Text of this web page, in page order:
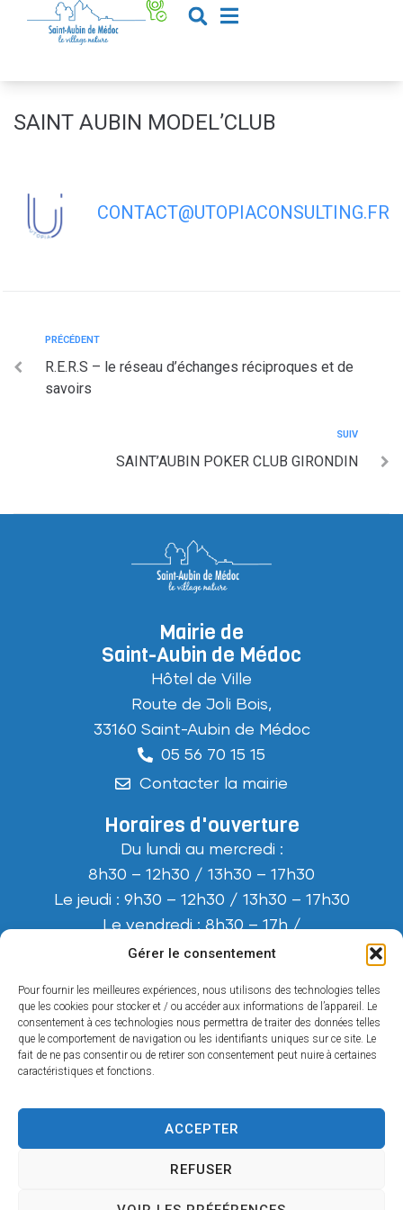
Gérer le consentement
Pour fournir les meilleures expériences, nous utilisons des technologies telles
que les cookies pour stocker et / ou accéder aux informations de l’appareil. Le
consentement à ces technologies nous permettra de traiter des données telles
que le comportement de navigation ou les identifiants uniques sur ce site. Le
fait de ne pas consentir ou de retirer son consentement peut nuire à certaines
caractéristiques et fonctions.
ACCEPTER
REFUSER
principal
SAINT AUBIN MODEL’CLUB
CONTACT@UTOPIACONSULTING.FR
PRÉCÉDENT
R.E.R.S – le réseau d’échanges réciproques et de
savoirs
SUIV
SAINT’AUBIN POKER CLUB GIRONDIN
Mairie de
Saint-Aubin de Médoc
Hôtel de Ville
Route de Joli Bois,
33160 Saint-Aubin de Médoc
05 56 70 15 15
Contacter la mairie
Horaires d'ouverture
Du lundi au mercredi :
8h30 – 12h30 / 13h30 – 17h30
Le jeudi : 9h30 – 12h30 / 13h30 – 17h30
Le vendredi : 8h30 – 17h /
(journée continue)
Horaires d’été (mi-juillet / mi-août) :
Fermeture à 17h tous les jours.
Pas de permanence le samedi.
Accessibilité
Plan du site